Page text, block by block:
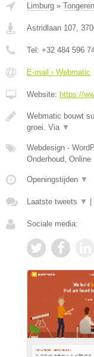
Limburg » Tongeren
Astridlaan 107,
Tel: +32 484 596
E-mail › Webmatic
Website: https://
Webmatic bouwt
groei. Via ▼
Webdesign -
Onderhoud, Online
Openingstijden ▼
Laatste tweets ▼
Sociale media: